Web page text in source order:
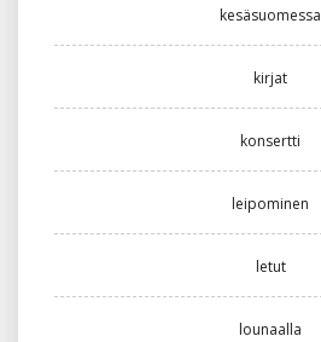
kesäsuomessa
kirjat
konsertti
leipominen
letut
lounaalla